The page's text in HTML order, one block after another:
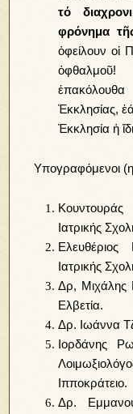
τό
φρόνημα
ὀφείλουν οἱ
Ἐκκλησίας,
Ἐκκλησία ἡ
Υπογραφόμενοι (η
Ιατρικής
Ελευθέριος
Ιατρικής
Δρ, Μιχάλης
Ελβετία.
Δρ. Ιωάννα
Ιορδάνης
Ιπποκράτειο.
Δρ.